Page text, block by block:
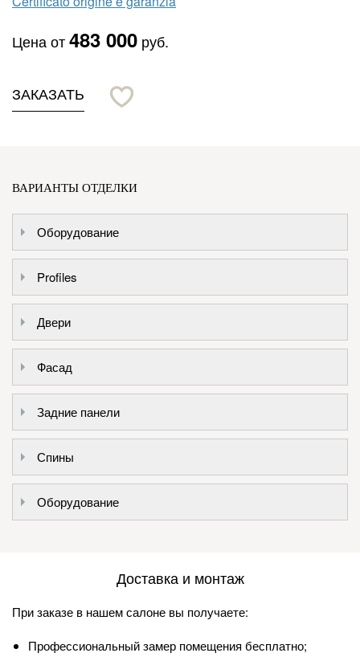
Цена от483 000 руб.
ЗАКАЗАТЬ
ВАРИАНТЫ ОТДЕЛКИ
Оборудование
Profiles
Двери
Фасад
Задние панели
Спины
Оборудование
Доставка и монтаж
При заказе в нашем салоне вы получаете:
Профессиональный замер помещения бесплатно;